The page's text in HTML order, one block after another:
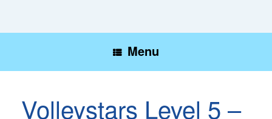
Menu
Volleystars Level 5 –